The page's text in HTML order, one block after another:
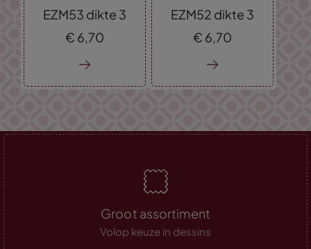
EZM53 dikte 3
€ 6, 70
EZM52 dikte 3
€ 6, 70
Groot assortiment
Volop keuze in dessins